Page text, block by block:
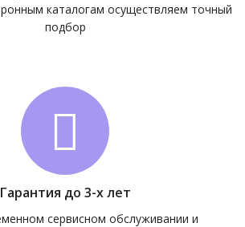
каталогам осуществляем точный
подбор
Гарантия до 3-х лет
сервисном обслуживании и